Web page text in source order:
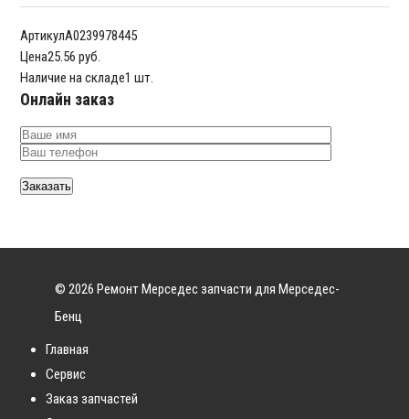
АртикулA0239978445
Цена25.56 руб.
Наличие на складе1 шт.
Онлайн заказ
© 2026 Ремонт Мерседес запчасти для Мерседес-
Бенц
Главная
Сервис
Заказ запчастей